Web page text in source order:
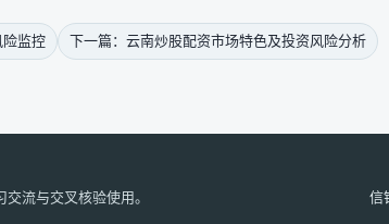
险监控 下一篇：云南炒股配资市场特色及投资风险分析
流与交叉核验使用。 信